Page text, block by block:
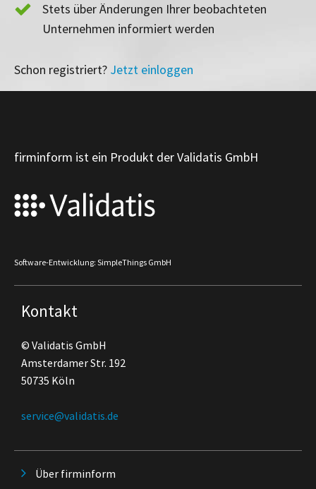
Stets über Änderungen Ihrer beobachteten
Unternehmen informiert werden
Schon registriert? Jetzt einloggen
firminform ist ein Produkt der Validatis GmbH
Software-Entwicklung: SimpleThings GmbH
Kontakt
© Validatis GmbH
Amsterdamer Str. 192
50735 Köln
service@validatis.de
Über firminform